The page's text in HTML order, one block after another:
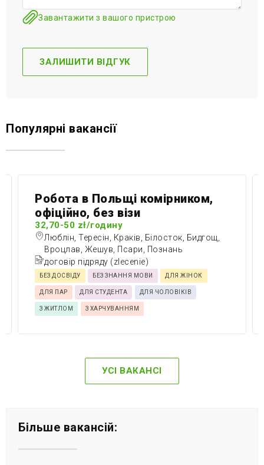
Завантажити з вашого пристрою
Популярні вакансії
Робота в Польщі комірником,
офіційно, без візи
32,70-50 zł/годину
Люблін, Тересін, Краків, Білосток, Бидгощ,
Вроцлав, Жешув, Псари, Познань
договір підряду (zlecenie)
БЕЗ ДОСВІДУ БЕЗ ЗНАННЯ МОВИ ДЛЯ ЖІНОК
ДЛЯ ПАР ДЛЯ СТУДЕНТА ДЛЯ ЧОЛОВІКІВ
З ЖИТЛОМ З ХАРЧУВАННЯМ
УСІ ВАКАНСІ
Більше вакансій: